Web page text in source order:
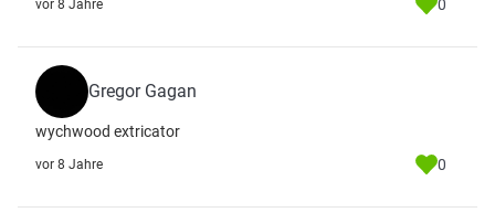
vor 8 Jahre 0
Gregor Gagan
wychwood extricator
vor 8 Jahre 0